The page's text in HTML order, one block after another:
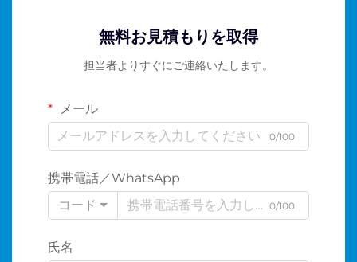
無料お見積もりを取得
担当者よりすぐにご連絡いたします。
メール
0/100
携帯電話／WhatsApp
コード
0/100
氏名